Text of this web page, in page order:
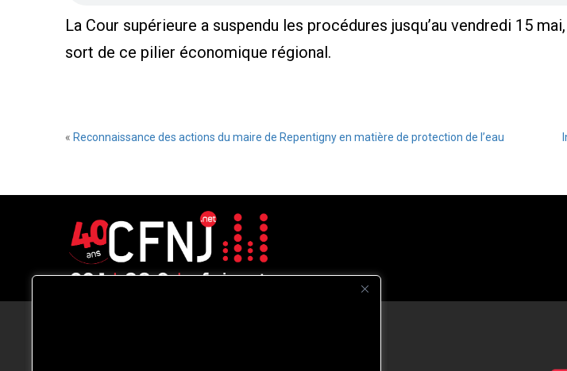
La Cour supérieure a suspendu les procédures jusqu’au vendredi 15
sort de ce pilier économique régional.
« Reconnaissance des actions du maire de Repentigny en matière de protection de l’eau